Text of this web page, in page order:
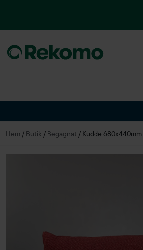
Hem / Butik / Begagnat / Kudde 680x440mm